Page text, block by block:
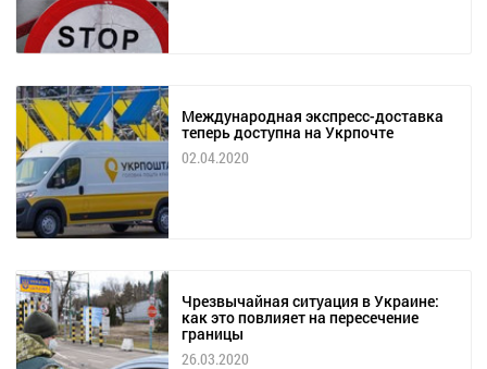
Международная экспресс-доставка
теперь доступна на Укрпочте
02.04.2020
Чрезвычайная ситуация в Украине:
как это повлияет на пересечение
границы
26.03.2020